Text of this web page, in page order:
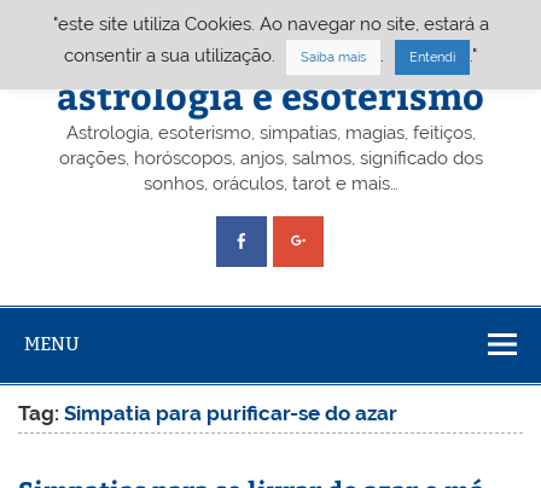
Portal A&E – Portal
astrologia e esoterismo
Astrologia, esoterismo, simpatias, magias, feitiços,
orações, horóscopos, anjos, salmos, significado dos
sonhos, oráculos, tarot e mais…
MENU
Tag:Simpatia para purificar-se do azar
"este site utiliza Cookies. Ao navegar no site, estará a
consentir a sua utilização.
Saiba mais Entendi ."